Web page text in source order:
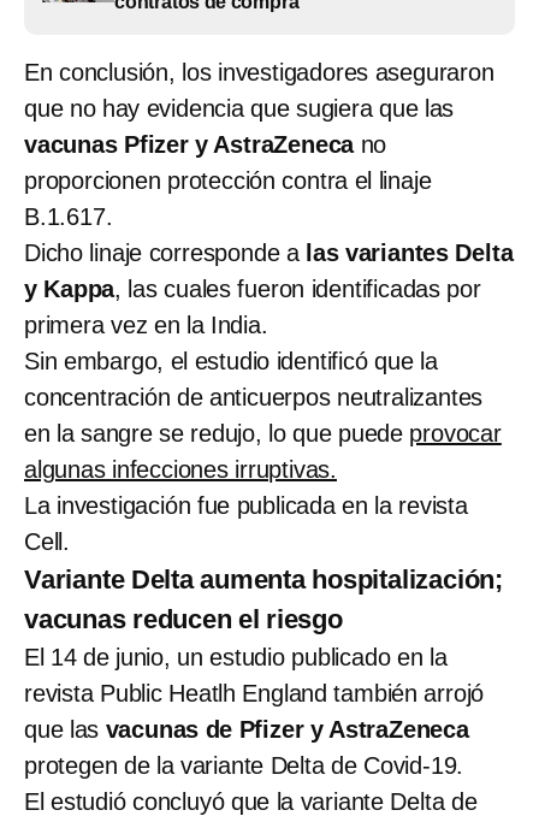
En conclusión, los investigadores aseguraron
que no hay evidencia que sugiera que las
vacunas Pfizer y AstraZeneca no
proporcionen protección contra el linaje
B.1.617.
Dicho linaje corresponde alas variantes Delta
y Kappa, las cuales fueron identificadas por
primera vez en la India.
Sin embargo, el estudio identificó que la
concentración de anticuerpos neutralizantes
en la sangre se redujo, lo que puede provocar
algunas infecciones irruptivas.
La investigación fue publicada en la revista
Cell.
Variante Delta aumenta hospitalización;
vacunas reducen el riesgo
El 14 de junio, un estudio publicado en la
revista Public Heatlh England también arrojó
que las vacunas de Pfizer y AstraZeneca
protegen de la variante Delta de Covid-19.
El estudió concluyó que la variante Delta de